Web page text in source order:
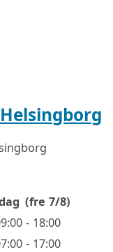
(fre 7/8)
- 18:00
- 17:00